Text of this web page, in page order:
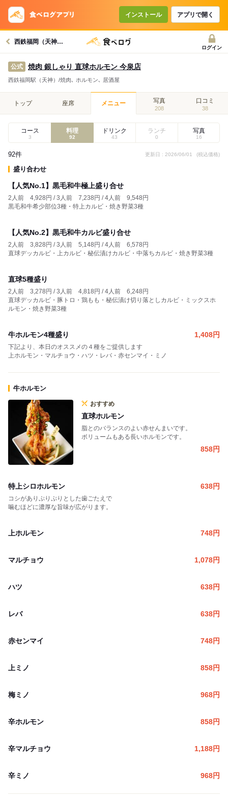
インストール アプリで開く
西鉄福岡（天神）駅グルメへ
ログイン
公式 焼肉 銀しゃり 直球ホルモン 今泉店
西鉄福岡駅（天神）/焼肉､ ホルモン､ 居酒屋
トップ 座席 メニュー 写真
208
口コミ
38
コース
3
料理
92
ドリンク
43
ランチ
0
写真
16
92件 更新日 : 2026/06/01 (税込価格)
盛り合わせ
【人気No.1】黒毛和牛極上盛り合せ
2人前 4,928円 / 3人前 7,238円 / 4人前 9,548円
黒毛和牛希少部位3種・特上カルビ・焼き野菜3種
【人気No.2】黒毛和牛カルビ盛り合せ
2人前 3,828円 / 3人前 5,148円 / 4人前 6,578円
直球デッカルビ・上カルビ・秘伝漬けカルビ・中落ちカルビ・焼き野菜3種
直球5種盛り
2人前 3,278円 / 3人前 4,818円 / 4人前 6,248円
直球デッカルビ・豚トロ・鶏もも・秘伝漬け切り落としカルビ・ミックスホ
ルモン・焼き野菜3種
牛ホルモン4種盛り 1,408円
下記より、本日のオススメの４種をご提供します
上ホルモン・マルチョウ・ハツ・レバ・赤センマイ・ミノ
牛ホルモン
おすすめ
直球ホルモン
脂とのバランスのよい赤せんまいです。
ボリュームもある長いホルモンです。
858円
特上シロホルモン 638円
コシがありぷりぷりとした歯ごたえで
噛むほどに濃厚な旨味が広がります。
上ホルモン 748円
マルチョウ 1,078円
ハツ 638円
レバ 638円
赤センマイ 748円
上ミノ 858円
梅ミノ 968円
辛ホルモン 858円
辛マルチョウ 1,188円
辛ミノ 968円